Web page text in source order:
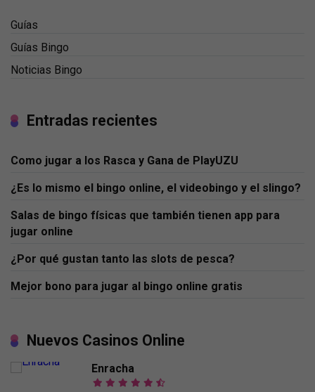
Guías
Guías Bingo
Noticias Bingo
Entradas recientes
Como jugar a los Rasca y Gana de PlayUZU
¿Es lo mismo el bingo online, el videobingo y el slingo?
Salas de bingo físicas que también tienen app para
jugar online
¿Por qué gustan tanto las slots de pesca?
Mejor bono para jugar al bingo online gratis
Nuevos Casinos Online
Enracha